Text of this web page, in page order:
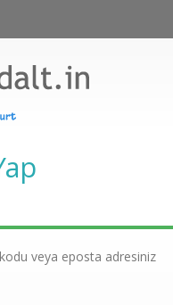
kodu veya eposta adresiniz